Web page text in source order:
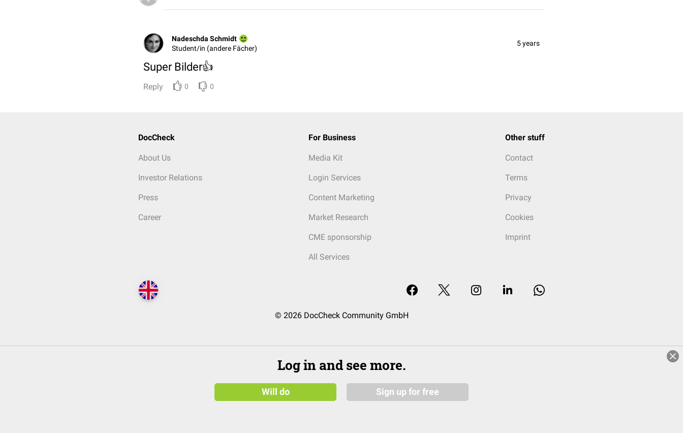
Nadeschda Schmidt
Student/in (andere Fächer)
5 years
Super Bilder👍
Reply 0 0
DocCheck
About Us
Investor Relations
Press
Career
For Business
Media Kit
Login Services
Content Marketing
Market Research
CME sponsorship
All Services
Other stuff
Contact
Terms
Privacy
Cookies
Imprint
© 2026 DocCheck Community GmbH
Log in and see more.
Will do Sign up for free